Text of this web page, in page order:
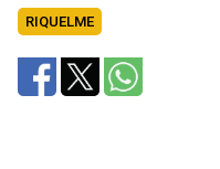
RIQUELME